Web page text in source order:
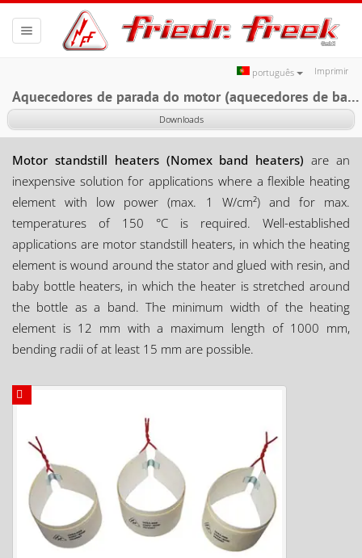
Imprimir
português
Toggle
navigation
Aquecedores de parada do motor (aquecedores de banda Nomex)
Downloads
Motor standstill heaters (Nomex band heaters) are an
inexpensive solution for applications where a flexible heating
element with low power (max. 1 W/cm²) and for max.
temperatures of 150 °C is required. Well-established
applications are motor standstill heaters, in which the heating
element is wound around the stator and glued with resin, and
baby bottle heaters, in which the heater is stretched around
the bottle as a band. The minimum width of the heating
element is 12 mm with a maximum length of 1000 mm,
bending radii of at least 15 mm are possible.